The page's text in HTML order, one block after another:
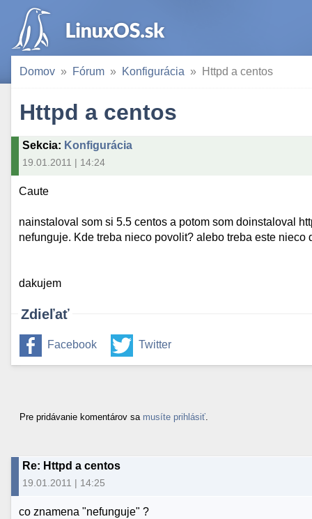
Domov Fórum Konfigurácia Httpd a centos
Httpd a centos
Sekcia: Konfigurácia
19.01.2011 | 14:24
Caute
nainstaloval som si 5.5 centos a potom som doinstaloval
nefunguje. Kde treba nieco povolit? alebo treba este nieco
dakujem
Zdieľať
Facebook Twitter
Pre pridávanie komentárov sa musíte prihlásiť
Re: Httpd a centos
19.01.2011 | 14:25
co znamena "nefunguje" ?